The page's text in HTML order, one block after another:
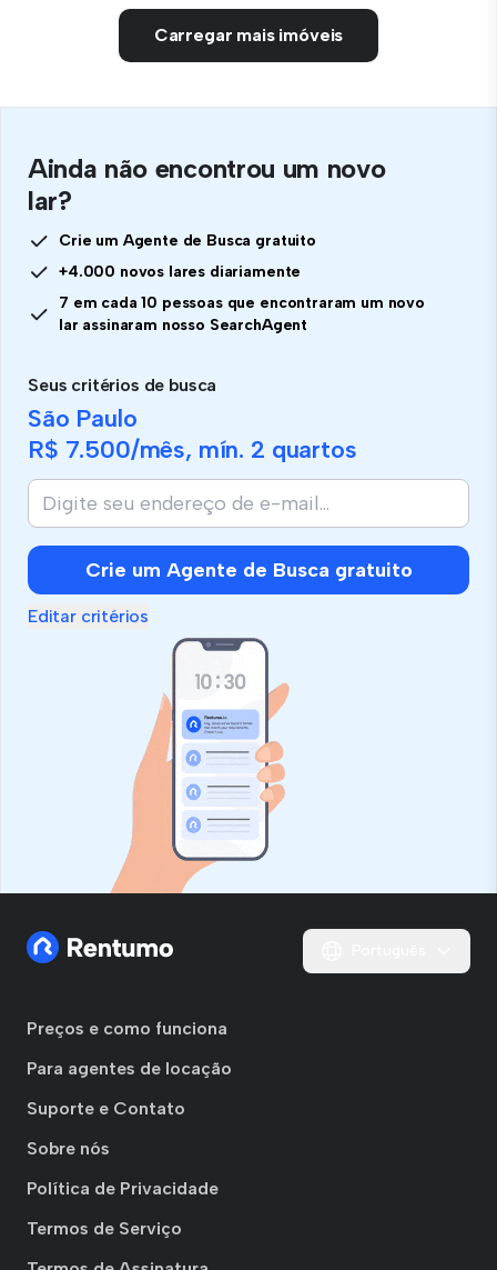
Carregar mais imóveis
Ainda não encontrou um novo
lar?
Crie um Agente de Busca gratuito
+4.000 novos lares diariamente
7 em cada 10 pessoas que encontraram um novo
lar assinaram nosso SearchAgent
Seus critérios de busca
São Paulo
R$ 7.500/mês, mín. 2 quartos
Crie um Agente de Busca gratuito
Editar critérios
Preços e como funciona
Para agentes de locação
Suporte e Contato
Sobre nós
Política de Privacidade
Termos de Serviço